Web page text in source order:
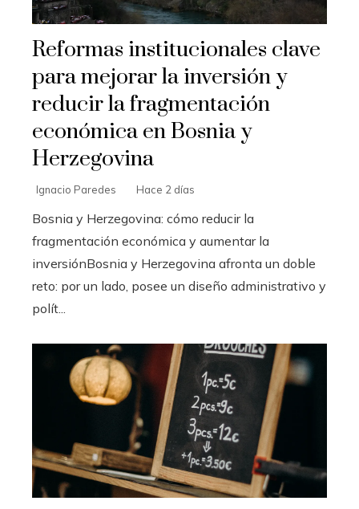
Reformas institucionales clave
para mejorar la inversión y
reducir la fragmentación
económica en Bosnia y
Herzegovina
Ignacio Paredes Hace 2 días
Bosnia y Herzegovina: cómo reducir la
fragmentación económica y aumentar la
inversiónBosnia y Herzegovina afronta un doble
reto: por un lado, posee un diseño administrativo y
polít...